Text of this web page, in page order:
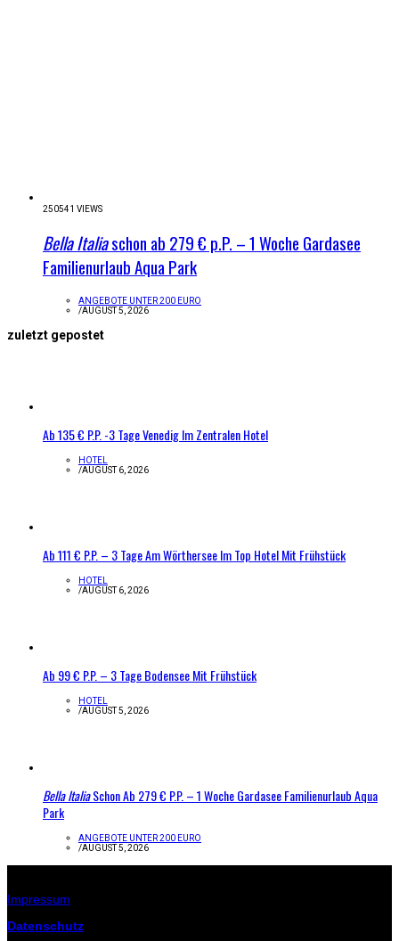
250541 VIEWS
Bella Italiaschon ab 279 € p.P. – 1 Woche Gardasee
Familienurlaub Aqua Park
ANGEBOTE UNTER 200 EURO
/AUGUST 5, 2026
zuletzt gepostet
Ab 135 € P.P. -3 Tage Venedig Im Zentralen Hotel
HOTEL
/AUGUST 6, 2026
Ab 111 € P.P. – 3 Tage Am Wörthersee Im Top Hotel Mit Frühstück
HOTEL
/AUGUST 6, 2026
Ab 99 € P.P. – 3 Tage Bodensee Mit Frühstück
HOTEL
/AUGUST 5, 2026
Bella ItaliaSchon Ab 279 € P.P. – 1 Woche Gardasee Familienurlaub Aqua
Park
ANGEBOTE UNTER 200 EURO
/AUGUST 5, 2026
Impressum
Datenschutz